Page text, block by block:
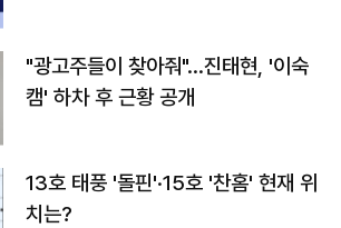
"광고주들이 찾아줘"…진태현, '이숙
캠' 하차 후 근황 공개
13호 태풍 '돌핀'·15호 '찬홈' 현재 위
치는?